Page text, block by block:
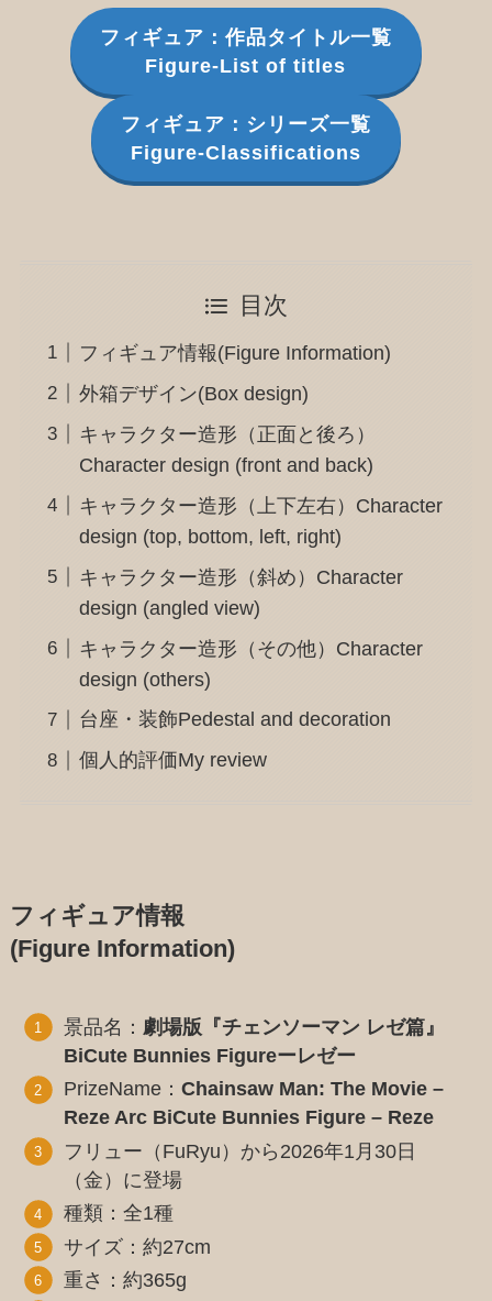
フィギュア：作品タイトル一覧
Figure-List of titles
フィギュア：シリーズ一覧
Figure-Classifications
目次
フィギュア情報(Figure Information)
外箱デザイン(Box design)
キャラクター造形（正面と後ろ）
Character design (front and back)
キャラクター造形（上下左右）Character
design (top, bottom, left, right)
キャラクター造形（斜め）Character
design (angled view)
キャラクター造形（その他）Character
design (others)
台座・装飾Pedestal and decoration
個人的評価My review
フィギュア情報
(Figure Information)
景品名： 劇場版『チェンソーマン レゼ篇』
BiCute Bunnies Figureーレゼー
PrizeName：Chainsaw Man: The Movie –
Reze Arc BiCute Bunnies Figure – Reze
フリュー（FuRyu）から2026年1月30日
（金）に登場
種類：全1種
サイズ：約27cm
重さ：約365g